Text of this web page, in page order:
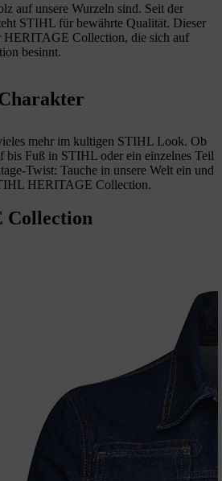
auf unsere Wurzeln sind. Seit der
STIHL für bewährte Qualität. Dieser
HERITAGE Collection, die sich auf
besinnt.
mehr im kultigen STIHL Look. Ob
bis Fuß in STIHL oder ein einzelnes Teil
Twist: Tauche in unsere Welt ein und
HERITAGE Collection.
Collection